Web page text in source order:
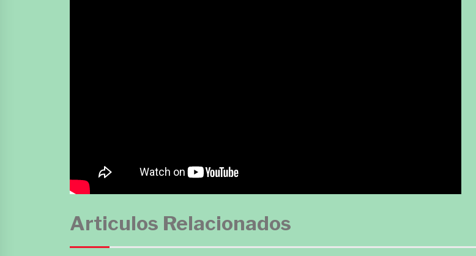
Articulos Relacionados